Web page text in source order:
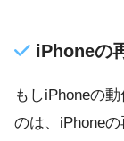
iPhoneの
もしiPhoneの
のは、iPhone